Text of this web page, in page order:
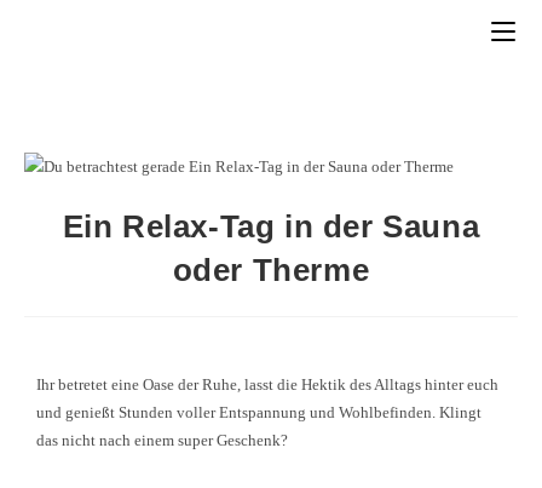
Ein Relax-Tag in der Sauna
oder Therme
Ihr betretet eine Oase der Ruhe, lasst die Hektik des Alltags hinter euch
und genießt Stunden voller Entspannung und Wohlbefinden. Klingt
das nicht nach einem super Geschenk?